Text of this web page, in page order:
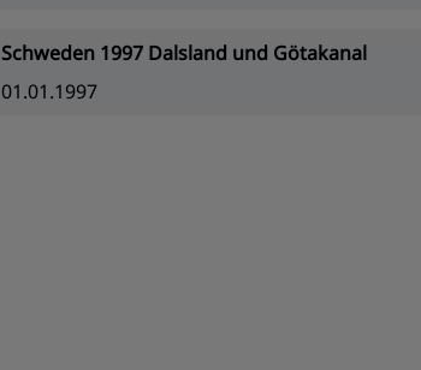
Schweden 1997 Dalsland und Götakanal
01.01.1997